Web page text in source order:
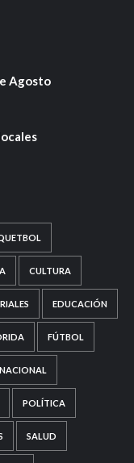
Agosto
CULTURA
EDUCACIÓN
FÚTBOL
NACIONAL
POLÍTICA
SALUD